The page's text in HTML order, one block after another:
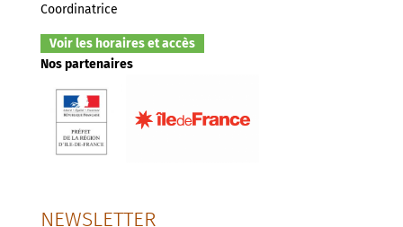
Coordinatrice
Voir les horaires et accès
Nos partenaires
NEWSLETTER